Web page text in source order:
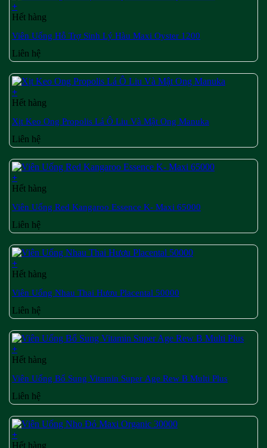
+
Hết hàng
Viên Uống Hỗ Trợ Sinh Lý Hàu Maxi Oyster 1200
Liên hệ
+
Hết hàng
Xịt Keo Ong Propolis Lá Ô Liu Và Mật Ong Manuka
Liên hệ
+
Hết hàng
Viên Uống Red Kangaroo Essence K- Maxi 65000
Liên hệ
+
Hết hàng
Viên Uống Nhau Thai Hươu Placental 50000
Liên hệ
+
Hết hàng
Viên Uống Bổ Sung Vitamin Super Age Rew B Multi Plus
Liên hệ
+
Hết hàng